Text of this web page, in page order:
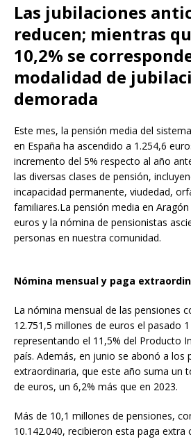
Las jubilaciones
reducen; mientras
10,2% se
modalidad de
demorada
Este mes, la pensión media del
en España ha ascendido a 1.254,6
incremento del 5% respecto al año
las diversas clases de pensión,
incapacidad permanente, viudedad,
familiares.La pensión media en
euros y la nómina de pensionistas
personas en nuestra comunidad.
Nómina mensual y paga
La nómina mensual de las pensiones
12.751,5 millones de euros el pasado
representando el 11,5% del Producto
país. Además, en junio se abonó a los
extraordinaria, que este año suma un
de euros, un 6,2% más que en 2023.
Más de 10,1 millones de pensiones,
10.142.040, recibieron esta paga extra